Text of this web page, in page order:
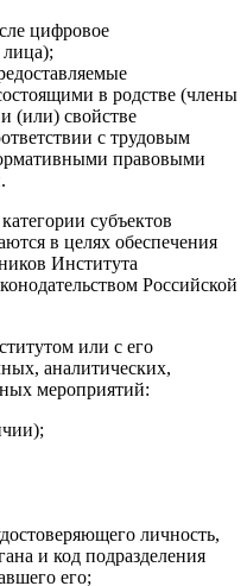
цифровое
в родстве (члены
(или) свойстве
с трудовым
правовыми
субъектов
в целях обеспечения
Института
Российской
или с его
аналитических,
мероприятий:
личность,
и код подразделения
его;